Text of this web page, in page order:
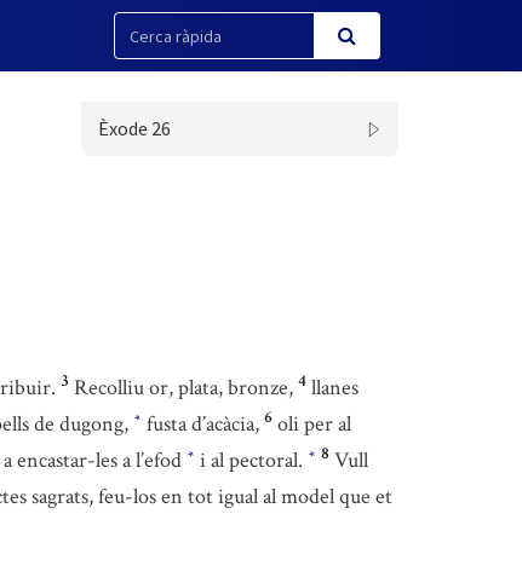
Èxode 26
3 Recolliu or, plata, bronze, 4 llanes
de dugong, * fusta d’acàcia, 6 oli per al
encastar-les a l’efod * i al pectoral. * 8 Vull
sagrats, feu-los en tot igual al model que et